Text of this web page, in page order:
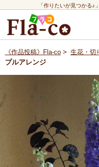
「作りたいが見つかる♪
《作品投稿》Fla-co > 生花・切
プルアレンジ